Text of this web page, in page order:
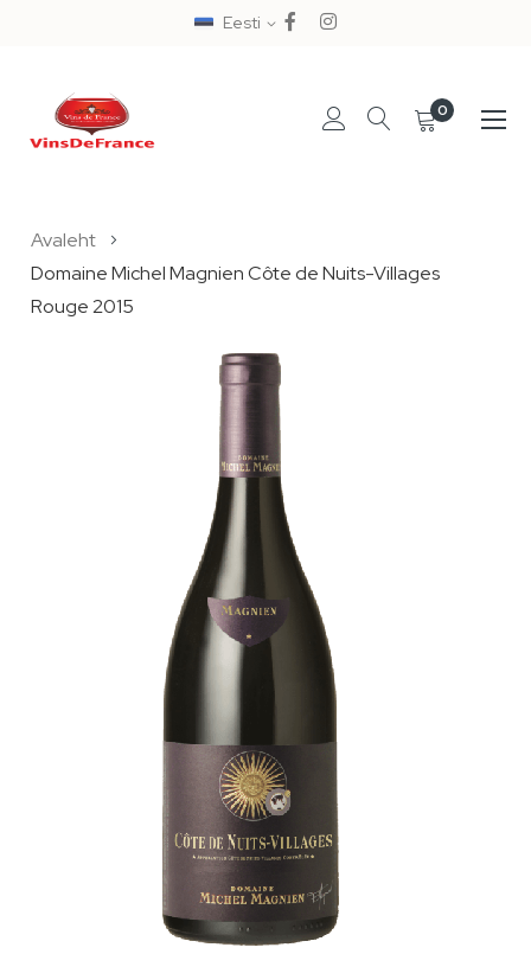
Eesti
0
to
Content
Avaleht
Domaine Michel Magnien Côte de Nuits-Villages
Rouge 2015